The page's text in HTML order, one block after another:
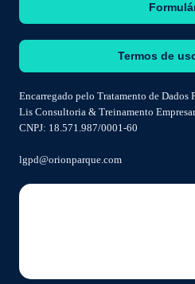
Termos de
Encarregado pelo Tratamento de Dados
Lis Consultoria & Treinamento
CNPJ: 18.571.987/0001-60
lgpd@orionparque.com